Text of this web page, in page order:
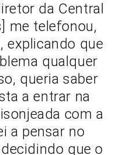
da Central
me telefonou,
explicando que
qualquer
queria saber
a entrar na
com a
a pensar no
que o